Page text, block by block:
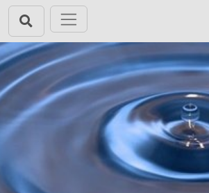
Direkt zur Hauptnavigation springen
Direkt zum Inhalt springen